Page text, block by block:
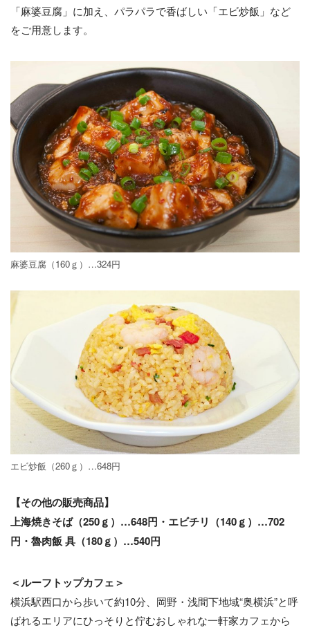
「麻婆豆腐」に加え、パラパラで香ばしい「エビ炒飯」など
をご用意します。
麻婆豆腐（160ｇ）…324円
エビ炒飯（260ｇ）…648円
【その他の販売商品】
上海焼きそば（250ｇ）…648円・エビチリ（140ｇ）…702
円・魯肉飯 具（180ｇ）…540円
＜ルーフトップカフェ＞
横浜駅西口から歩いて約10分、岡野・浅間下地域“奥横浜”と呼
ばれるエリアにひっそりと佇むおしゃれな一軒家カフェから